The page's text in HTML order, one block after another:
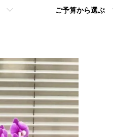
ご予算から選ぶ